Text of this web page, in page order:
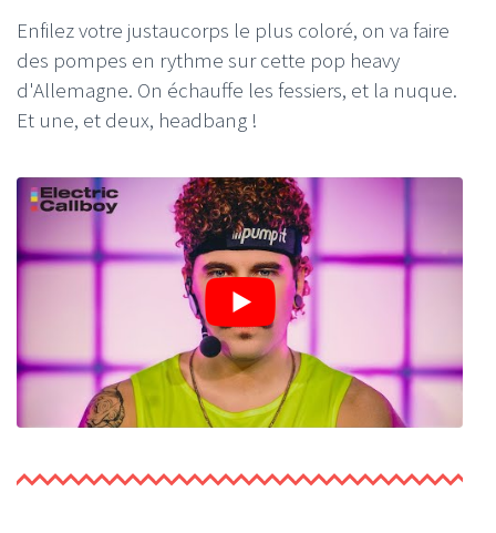
Enfilez votre justaucorps le plus coloré, on va faire
des pompes en rythme sur cette pop heavy
d'Allemagne. On échauffe les fessiers, et la nuque.
Et une, et deux, headbang !